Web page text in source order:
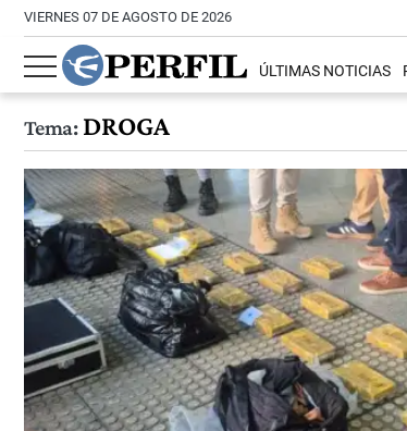
VIERNES 07 DE AGOSTO DE 2026
ÚLTIMAS NOTICIAS
Tema:DROGA